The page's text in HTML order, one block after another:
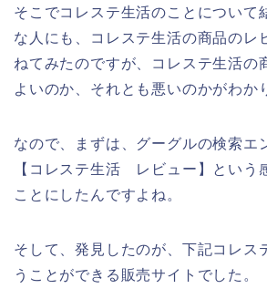
そこでコレステ生活のことについて
な人にも、コレステ生活の商品のレ
ねてみたのですが、コレステ生活の
よいのか、それとも悪いのかがわか
なので、まずは、グーグルの検索エ
【コレステ生活 レビュー】という
ことにしたんですよね。
そして、発見したのが、下記コレス
うことができる販売サイトでした。